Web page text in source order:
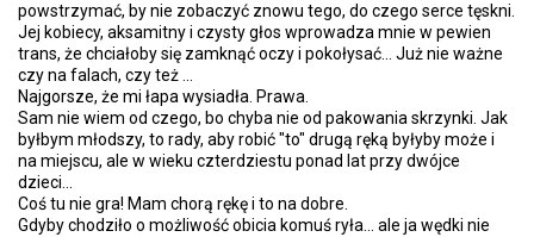
powstrzymać, by nie zobaczyć znowu tego, do czego serce tęskni.
Jej kobiecy, aksamitny i czysty głos wprowadza mnie w pewien
trans, że chciałoby się zamknąć oczy i pokołysać... Już nie ważne
czy na falach, czy też ...
Najgorsze, że mi łapa wysiadła. Prawa.
Sam nie wiem od czego, bo chyba nie od pakowania skrzynki. Jak
byłbym młodszy, to rady, aby robić "to" drugą ręką byłyby może i
na miejscu, ale w wieku czterdziestu ponad lat przy dwójce
dzieci...
Coś tu nie gra! Mam chorą rękę i to na dobre.
Gdyby chodziło o możliwość obicia komuś ryła... ale ja wędki nie